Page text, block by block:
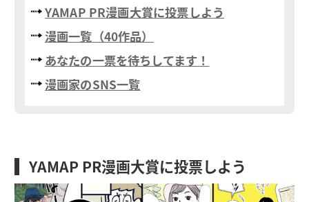
YAMAP PR漫画大賞に投票しよう
漫画一覧（40作品）
あなたの一票を待ちしてます！
漫画家のSNS一覧
YAMAP PR漫画大賞に投票しよう